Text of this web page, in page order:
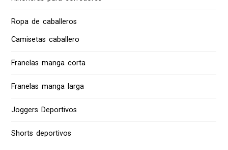
Ropa de caballeros
Camisetas caballero
Franelas manga corta
Franelas manga larga
Joggers Deportivos
Shorts deportivos